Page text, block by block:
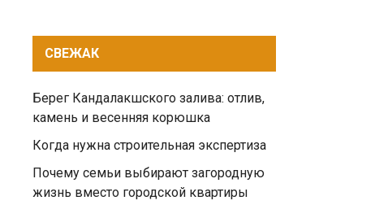
СВЕЖАК
Берег Кандалакшского залива: отлив,
камень и весенняя корюшка
Когда нужна строительная экспертиза
Почему семьи выбирают загородную
жизнь вместо городской квартиры